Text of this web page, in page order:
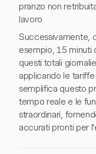
pranzo non
lavoro.
Successivamente,
esempio, 15 minuti
questi totali
applicando le
semplifica questo
tempo reale e le
straordinari,
accurati pronti per